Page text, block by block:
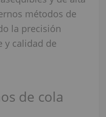
métodos de
la precisión
y calidad de
de cola